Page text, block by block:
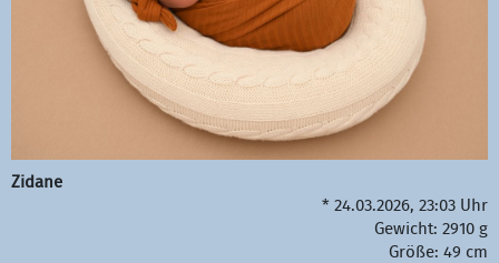
Zidane
* 24.03.2026, 23:03 Uhr
Gewicht: 2910 g
Größe: 49 cm